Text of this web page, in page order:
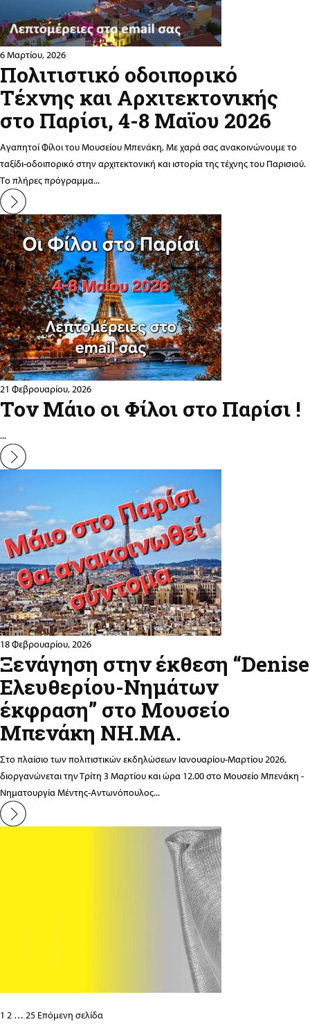
6 Μαρτίου, 2026
Πολιτιστικό οδοιπορικό
Τέχνης και Αρχιτεκτονικής
στο Παρίσι, 4-8 Μαϊου 2026
Αγαπητοί Φίλοι του Μουσείου Μπενάκη, Με χαρά σας ανακοινώνουμε το
ταξίδι-οδοιπορικό στην αρχιτεκτονική και ιστορία της τέχνης του Παρισιού.
Το πλήρες πρόγραμμα...
21 Φεβρουαρίου, 2026
Τον Μάιο οι Φίλοι στο Παρίσι !
...
18 Φεβρουαρίου, 2026
Ξενάγηση στην έκθεση “Denise
Ελευθερίου-Νημάτων
έκφραση” στο Μουσείο
Μπενάκη ΝΗ.ΜΑ.
Στο πλαίσιο των πολιτιστικών εκδηλώσεων Ιανουαρίου-Μαρτίου 2026,
διοργανώνεται την Τρίτη 3 Μαρτίου και ώρα 12.00 στο Μουσείο Μπενάκη -
Νηματουργία Μέντης-Αντωνόπουλος...
Σελιδοποίηση
Σελίδα
1 Σελίδα
2 … Σελίδα
25 Επόμενη σελίδα